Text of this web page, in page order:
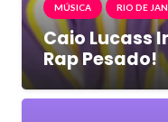
MÚSICA RIO DE
Caio Lucass
Rap Pesado!